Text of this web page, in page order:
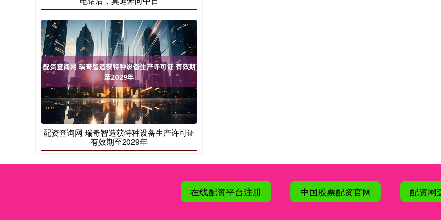
配资查询网 瑞奇智造获特种设备生产许可证
有效期至2029年
在线配资平台注册 中国股票配资官网 配资网